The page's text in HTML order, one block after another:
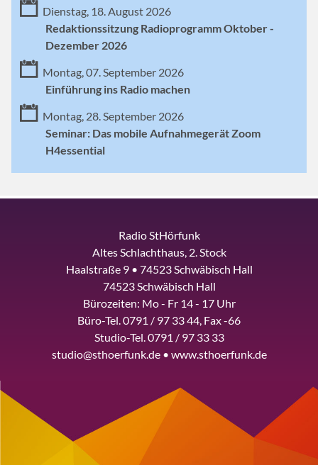
Dienstag, 18. August 2026
Redaktionssitzung Radioprogramm Oktober -
Dezember 2026
Montag, 07. September 2026
Einführung ins Radio machen
Montag, 28. September 2026
Seminar: Das mobile Aufnahmegerät Zoom
H4essential
Radio StHörfunk
Altes Schlachthaus, 2. Stock
Haalstraße 9 • 74523 Schwäbisch Hall
74523 Schwäbisch Hall
Bürozeiten: Mo - Fr 14 - 17 Uhr
Büro-Tel. 0791 / 97 33 44, Fax -66
Studio-Tel. 0791 / 97 33 33
studio@sthoerfunk.de • www.sthoerfunk.de